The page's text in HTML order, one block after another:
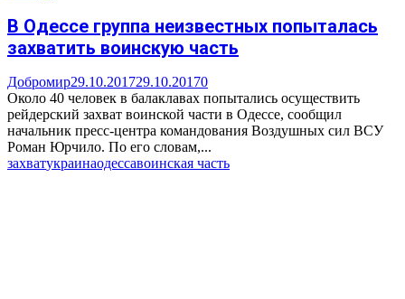
В Одессе группа неизвестных попыталась
захватить воинскую часть
Добромир29.10.201729.10.20170
Около 40 человек в балаклавах попытались осуществить
рейдерский захват воинской части в Одессе, сообщил
начальник пресс-центра командования Воздушных сил ВСУ
Роман Юрчило. По его словам,...
захватукраинаодессавоинская часть